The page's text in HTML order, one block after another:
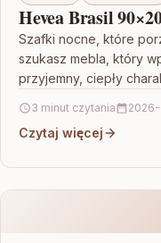
Hevea Brasil
Szafki nocne, które
szukasz mebla, który
przyjemny, ciepły
3 minut czytania
Czytaj więcej